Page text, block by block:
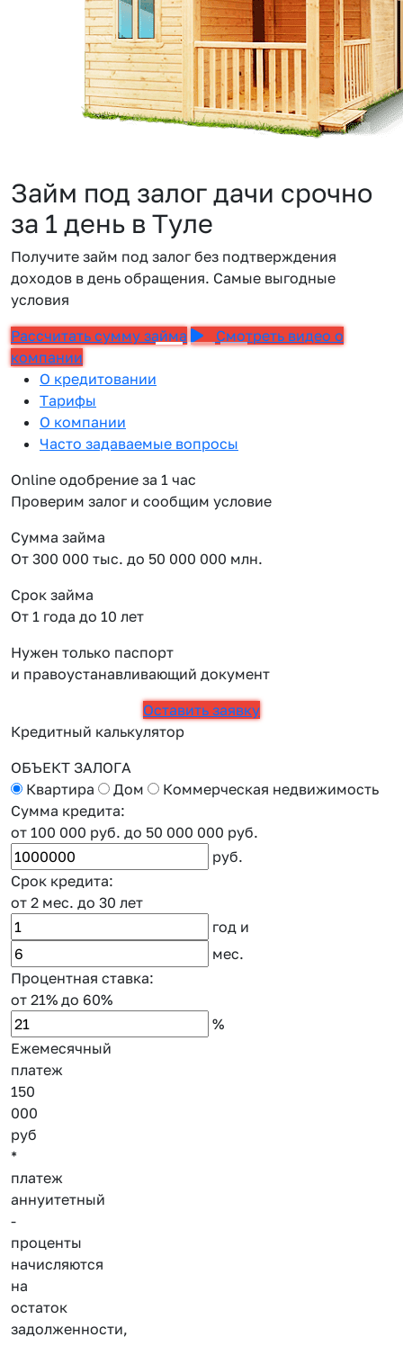
Займ под залог дачи срочно
за 1 день в Туле
Получите займ под залог без подтверждения
доходов в день обращения. Самые выгодные
условия
Рассчитать сумму займа
Смотреть видео о
компании
О кредитовании
Тарифы
О компании
Часто задаваемые вопросы
Online одобрение за 1 час
Проверим залог и сообщим условие
Сумма займа
От 300 000 тыс. до 50 000 000 млн.
Срок займа
От 1 года до 10 лет
Нужен только паспорт
и правоустанавливающий документ
Оставить заявку
Кредитный калькулятор
ОБЪЕКТ ЗАЛОГА
Квартира
Дом
Коммерческая недвижимость
Сумма кредита:
от 100 000 руб. до 50 000 000 руб.
руб.
Срок кредита:
от 2 мес. до 30 лет
год и
мес.
Процентная ставка:
от 21% до 60%
%
Ежемесячный
платеж
150
000
руб
*
платеж
аннуитетный
-
проценты
начисляются
на
остаток
задолженности,